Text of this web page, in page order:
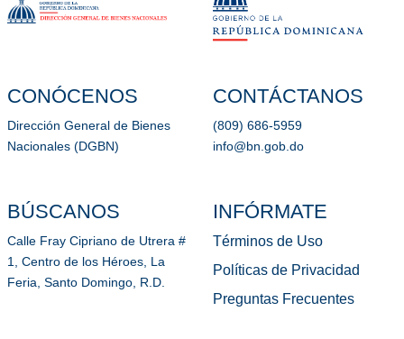
CONÓCENOS
Dirección General de Bienes
Nacionales (DGBN)
BÚSCANOS
Calle Fray Cipriano de Utrera #
1, Centro de los Héroes, La
Feria, Santo Domingo, R.D.
CONTÁCTANOS
(809) 686-5959
info@bn.gob.do
INFÓRMATE
Términos de Uso
Políticas de Privacidad
Preguntas Frecuentes